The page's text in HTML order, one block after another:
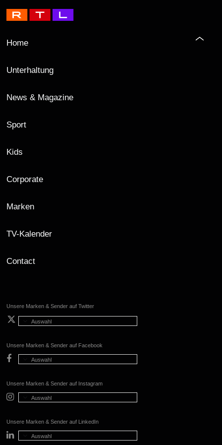
Home
Unterhaltung
News & Magazine
Sport
Kids
Corporate
Marken
TV-Kalender
Contact
Unsere Marken & Sender auf Twitter
Auswahl
Unsere Marken & Sender auf Facebook
Auswahl
Unsere Marken & Sender auf Instagram
Auswahl
Unsere Marken & Sender auf LinkedIn
Auswahl